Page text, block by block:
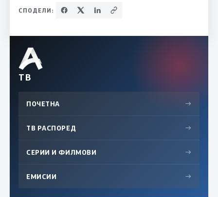
СПОДЕЛИ:
ТВ
ПОЧЕТНА →
ТВ РАСПОРЕД →
СЕРИИ И ФИЛМОВИ →
ЕМИСИИ →